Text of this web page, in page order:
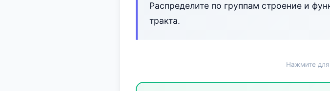
Распределите по группам строение и
тракта.
Нажмите